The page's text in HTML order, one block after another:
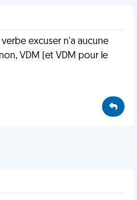
excuser n'a aucune
VDM (et VDM pour le